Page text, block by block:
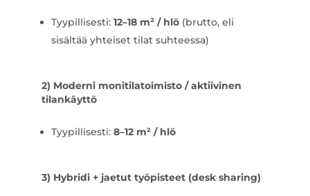
Tyypillisesti: 12–18 m² / hlö(brutto, eli
sisältää yhteiset tilat suhteessa)
2) Moderni monitilatoimisto / aktiivinen
tilankäyttö
Tyypillisesti: 8–12 m² / hlö
3) Hybridi + jaetut työpisteet (desk sharing)